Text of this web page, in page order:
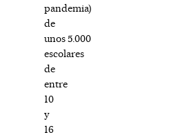
pandemia)
de
unos 5.000
escolares
de
entre
10
y
16